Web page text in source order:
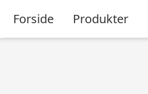
Forside Produkter